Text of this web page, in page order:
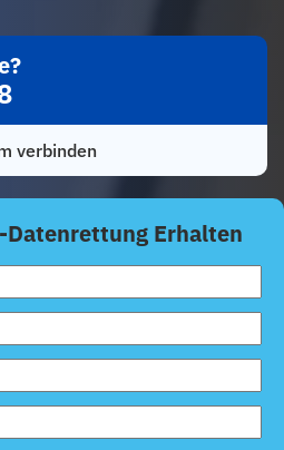
verbinden
Datenrettung Erhalten